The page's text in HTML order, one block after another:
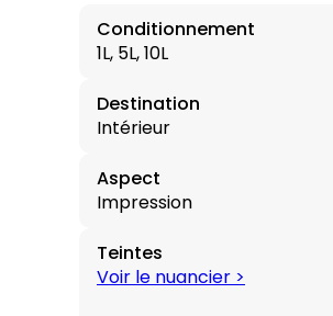
Conditionnement
1L, 5L, 10L
Destination
Intérieur
Aspect
Impression
Teintes
Voir le nuancier >